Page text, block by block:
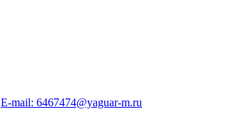
E-mail: 6467474@yaguar-m.ru